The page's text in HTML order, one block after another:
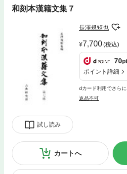
和刻本漢籍文集７
試し読み
長澤規矩也
7,700(税込)
70pt
ポイント詳細
dカード利用でさら
返品不可
カートへ